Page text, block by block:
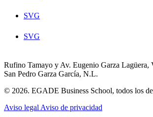
SVG
SVG
Rufino Tamayo y Av. Eugenio Garza Lagüera,
San Pedro Garza García, N.L.
© 2026. EGADE Business School, todos los
Aviso legal Aviso de privacidad